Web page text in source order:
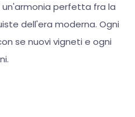
perfetta fra la
dell'era moderna. Ogni
se nuovi vigneti e ogni